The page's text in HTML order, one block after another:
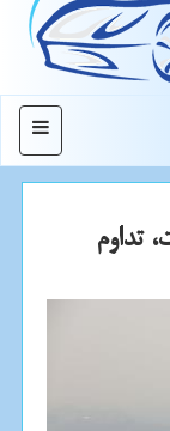
منو
تداوم